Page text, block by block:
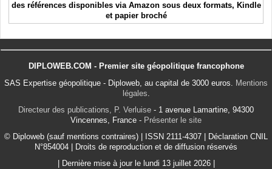
des références disponibles via Amazon sous deux formats, Kindle
et papier broché
DIPLOWEB.COM - Premier site géopolitique francophone
SAS Expertise géopolitique - Diploweb, au capital de 3000 euros. Mentions
légales
Directeur des publications, P. Verluise - 1 avenue Lamartine, 94300
Vincennes, France - Présenter le site
© Diploweb (sauf mentions contraires) | ISSN 2111-4307 | Déclaration CNIL
N°854004 | Droits de reproduction et de diffusion réservés
| Dernière mise à jour le lundi 13 juillet 2026 |